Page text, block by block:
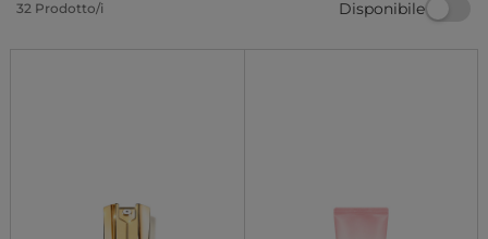
32 Prodotto/i Disponibile